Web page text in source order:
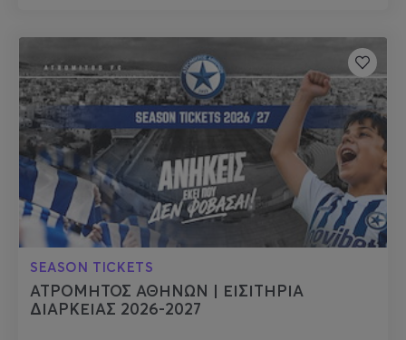
SEASON TICKETS
ΑΤΡΟΜΗΤΟΣ ΑΘΗΝΩΝ | ΕΙΣΙΤΗΡΙΑ
ΔΙΑΡΚΕΙΑΣ 2026-2027